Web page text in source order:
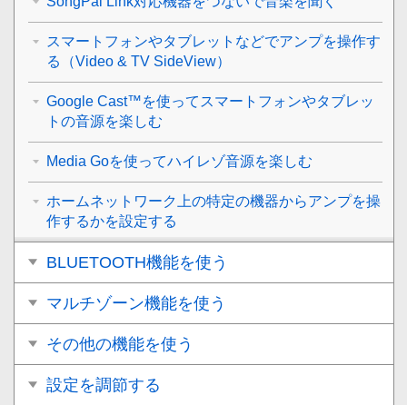
スマートフォンやタブレットなどでアンプを操作す
る（Video & TV SideView）
Google Cast™を使ってスマートフォンやタブレッ
トの音源を楽しむ
Media Goを使ってハイレゾ音源を楽しむ
ホームネットワーク上の特定の機器からアンプを操
作するかを設定する
BLUETOOTH機能を使う
マルチゾーン機能を使う
その他の機能を使う
設定を調節する